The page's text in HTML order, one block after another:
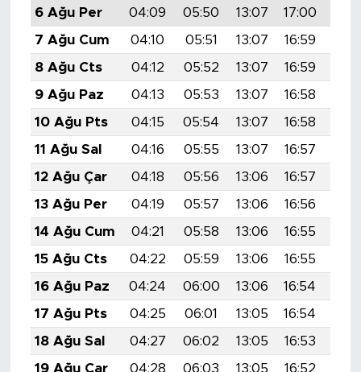
6 Ağu Per
04:09 05:50 13:07 17:00
7 Ağu Cum
04:10 05:51 13:07 16:59
8 Ağu Cts
04:12 05:52 13:07 16:59
9 Ağu Paz
04:13 05:53 13:07 16:58
10 Ağu Pts
04:15 05:54 13:07 16:58
11 Ağu Sal
04:16 05:55 13:07 16:57
12 Ağu Çar
04:18 05:56 13:06 16:57
13 Ağu Per
04:19 05:57 13:06 16:56
14 Ağu Cum
04:21 05:58 13:06 16:55
15 Ağu Cts
04:22 05:59 13:06 16:55
16 Ağu Paz
04:24 06:00 13:06 16:54
17 Ağu Pts
04:25 06:01 13:05 16:54
18 Ağu Sal
04:27 06:02 13:05 16:53
19 Ağu Çar
04:28 06:03 13:05 16:52